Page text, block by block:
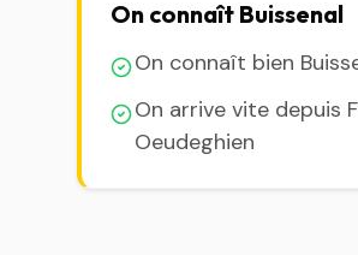
On connaît Buissenal
On connaît bien
On arrive vite depuis
Oeudeghien